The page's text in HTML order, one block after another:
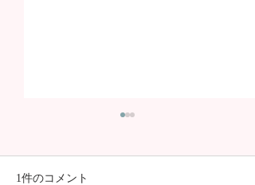
1件のコメント